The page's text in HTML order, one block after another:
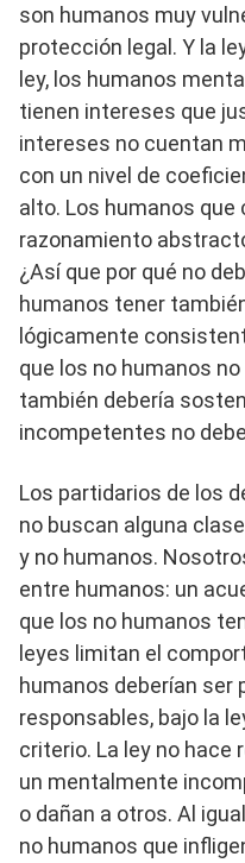
son humanos muy
protección legal. Y la
ley, los humanos
tienen intereses que
intereses no cuentan
con un nivel de
alto. Los humanos que
razonamiento
¿Así que por qué no
humanos tener
lógicamente
que los no humanos
también debería
incompetentes no
Los partidarios de los
no buscan alguna
y no humanos.
entre humanos: un
que los no humanos
leyes limitan el
humanos deberían ser
responsables, bajo la
criterio. La ley no hace
un mentalmente
o dañan a otros. Al
no humanos que